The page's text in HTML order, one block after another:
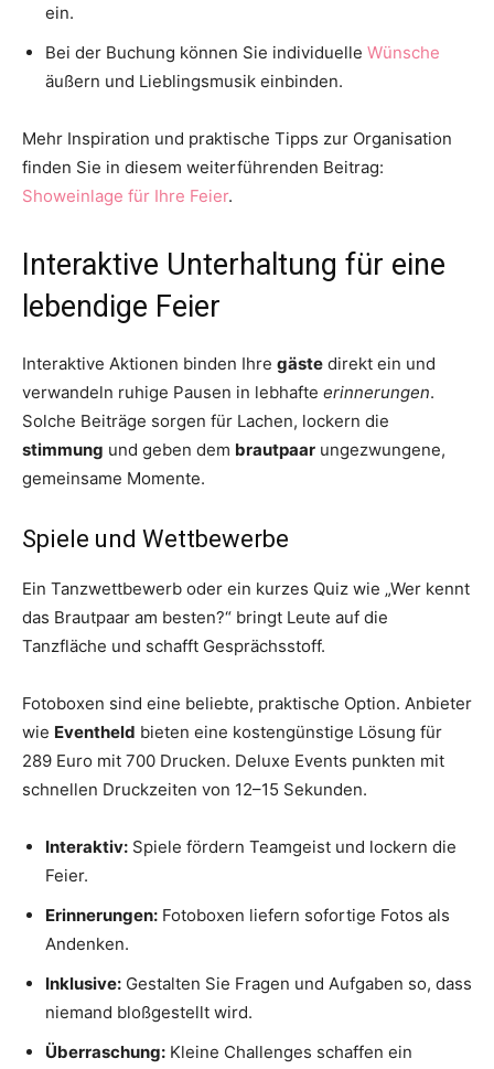
ein.
Bei der Buchung können Sie individuelle Wünsche
äußern und Lieblingsmusik einbinden.
Mehr Inspiration und praktische Tipps zur Organisation
finden Sie in diesem weiterführenden Beitrag:
Showeinlage für Ihre Feier.
Interaktive Unterhaltung für eine
lebendige Feier
Interaktive Aktionen binden Ihre gäste direkt ein und
verwandeln ruhige Pausen in lebhafte erinnerungen.
Solche Beiträge sorgen für Lachen, lockern die
stimmung und geben dem brautpaar ungezwungene,
gemeinsame Momente.
Spiele und Wettbewerbe
Ein Tanzwettbewerb oder ein kurzes Quiz wie „Wer kennt
das Brautpaar am besten?“ bringt Leute auf die
Tanzfläche und schafft Gesprächsstoff.
Fotoboxen sind eine beliebte, praktische Option. Anbieter
wie Eventheld bieten eine kostengünstige Lösung für
289 Euro mit 700 Drucken. Deluxe Events punkten mit
schnellen Druckzeiten von 12–15 Sekunden.
Interaktiv: Spiele fördern Teamgeist und lockern die
Feier.
Erinnerungen: Fotoboxen liefern sofortige Fotos als
Andenken.
Inklusive: Gestalten Sie Fragen und Aufgaben so, dass
niemand bloßgestellt wird.
Überraschung: Kleine Challenges schaffen ein